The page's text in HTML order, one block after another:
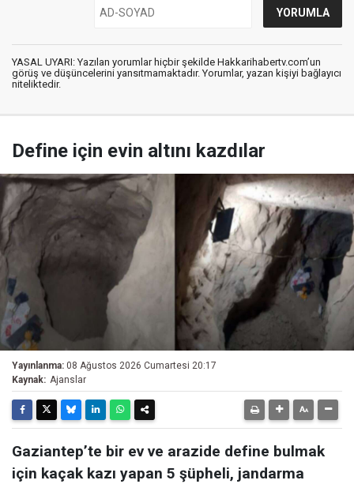
YASAL UYARI: Yazılan yorumlar hiçbir şekilde Hakkarihabertv.com’un
görüş ve düşüncelerini yansıtmamaktadır. Yorumlar, yazan kişiyi bağlayıcı
niteliktedir.
Define için evin altını kazdılar
Yayınlanma: 08 Ağustos 2026 Cumartesi 20:17
Kaynak: Ajanslar
Gaziantep’te bir ev ve arazide define bulmak
için kaçak kazı yapan 5 şüpheli, jandarma